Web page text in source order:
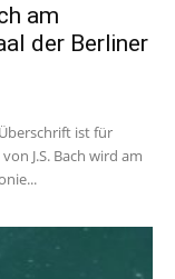
am
der Berliner
ist für
J.S. Bach wird am